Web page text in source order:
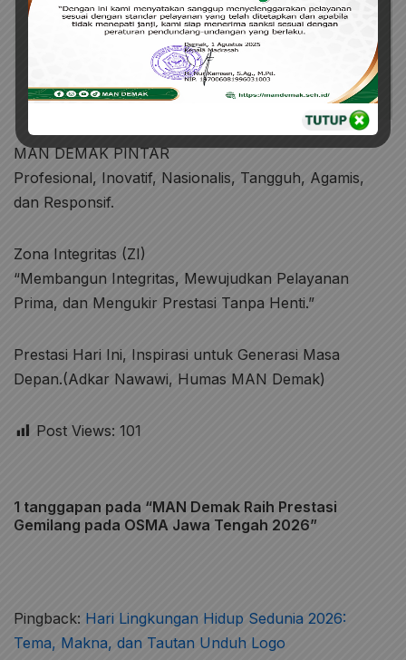
MAN DEMAK PINTAR
Profesional, Inovatif, Nasionalis, Tangguh, Agamis,
dan Responsif.
Zona Integritas (ZI)
“Membangun Integritas, Mewujudkan Pelayanan
Prima, dan Mengukir Prestasi Tanpa Henti.”
Prestasi Hari Ini, Inspirasi untuk Generasi Masa
Depan.(Adkar Nawawi, Humas MAN Demak)
Post Views: 101
1 tanggapan pada “MAN Demak Raih Prestasi
Gemilang pada OSMA Jawa Tengah 2026”
Pingback: Hari Lingkungan Hidup Sedunia 2026:
Tema, Makna, dan Tautan Unduh Logo